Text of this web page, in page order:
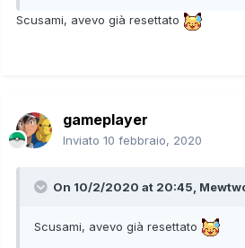
Scusami, avevo già resettato
gameplayer
Inviato 10 febbraio, 2020
On 10/2/2020 at 20:45,
Scusami, avevo già resettato